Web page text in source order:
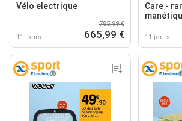
Vélo electrique
11 jours
785,99 €
665,99 €
Care -
11 jours